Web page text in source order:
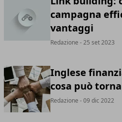
campagna
vantaggi
Redazione - 25 set 2023
Inglese
cosa può
Redazione - 09 dic 2022